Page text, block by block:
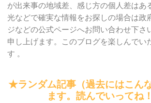
が出来事の地域差、感じ方の個人差はあ
光などで確実な情報をお探しの場合は政
ジなどの公式ページへお問い合わせ下さ
申し上げます。このブログを楽しんでい
す 。
★ランダム記事（過去にはこん
ます。読んでいってね！